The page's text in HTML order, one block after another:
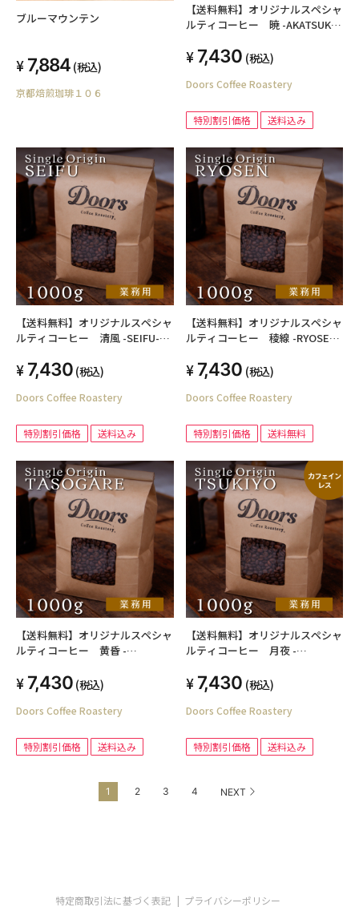
ブルーマウンテン
7,884 (税込)
京都焙煎珈琲１０６
【送料無料】オリジナルスペシャ
ルティコーヒー 暁 -AKATSUKI-
煎豆）
7,430 (税込)
Doors Coffee Roastery
特別割引価格 送料込み
【送料無料】オリジナルスペシャ
ルティコーヒー 清風 -SEIFU-
煎豆）
7,430 (税込)
Doors Coffee Roastery
特別割引価格 送料込み
【送料無料】オリジナルスペシャ
ルティコーヒー 稜線 -RYOSEN-
煎豆）
7,430 (税込)
Doors Coffee Roastery
特別割引価格 送料無料
【送料無料】オリジナルスペシャ
ルティコーヒー 黄昏 -
ン（業務用焙煎豆）
7,430 (税込)
Doors Coffee Roastery
特別割引価格 送料込み
【送料無料】オリジナルスペシャ
ルティコーヒー 月夜 -
（業務用デカフェ焙煎豆）
7,430 (税込)
Doors Coffee Roastery
特別割引価格 送料込み
1 2 3 4 NEXT
特定商取引法に基づく表記 プライバシーポリシー